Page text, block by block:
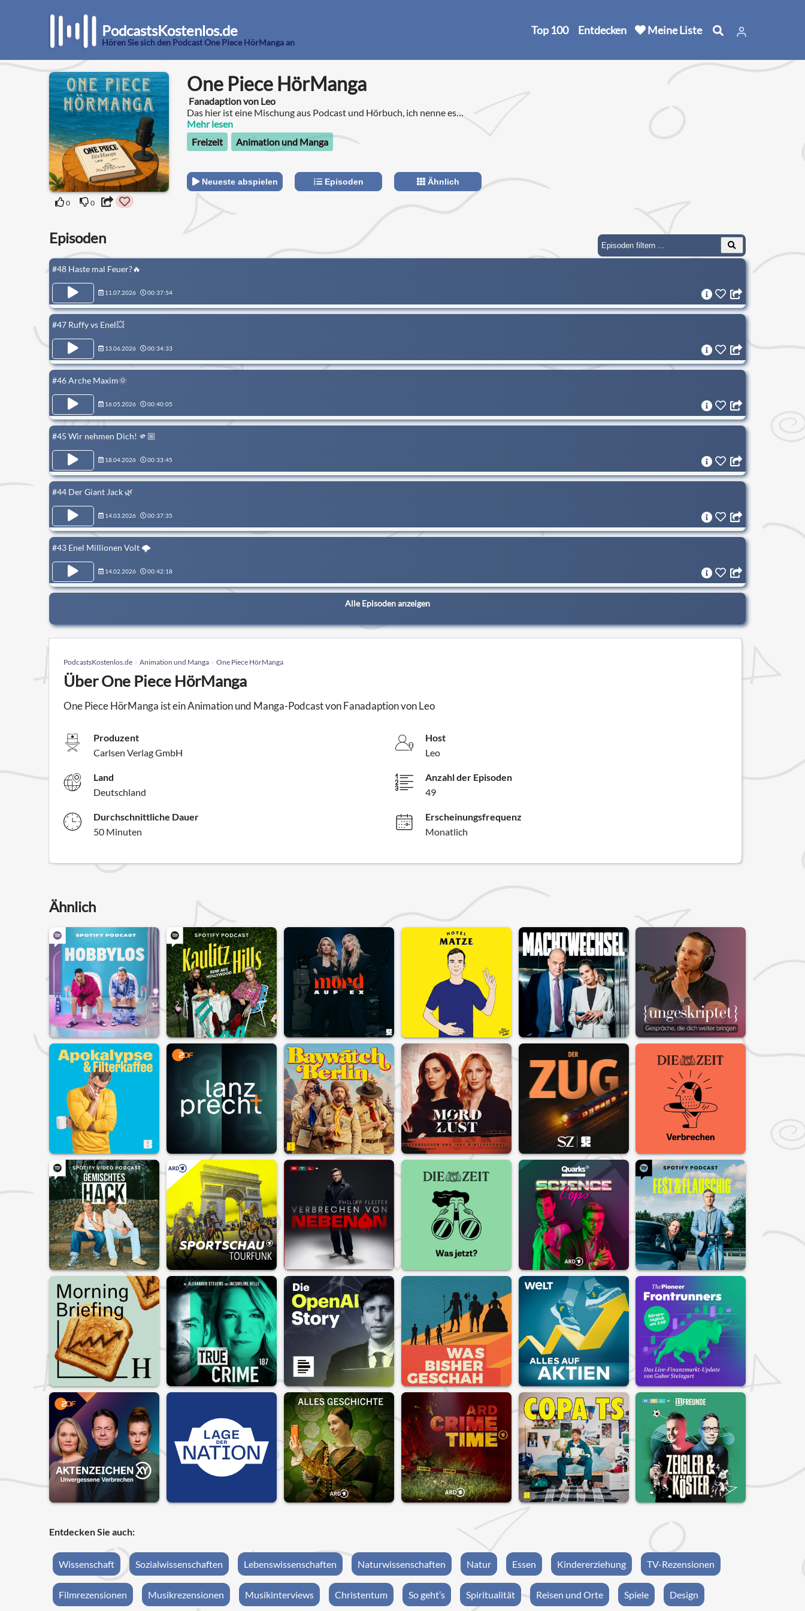
PodcastsKostenlos.de
Hören Sie sich den Podcast One Piece HörManga an
Top 100 Entdecken Meine Liste
0 0
One Piece HörManga
Fanadaption von Leo
Das hier ist eine Mischung aus Podcast und Hörbuch, ich nenne es
Hörmanga.
Mehr lesen
Freizeit
Animation und Manga
Neueste abspielen Episoden Ähnlich
Episoden
#48 Haste mal Feuer?🔥
11.07.2026 00:37:54
#47 Ruffy vs Enel💥
13.06.2026 00:34:33
#46 Arche Maxim🌞
16.05.2026 00:40:05
#45 Wir nehmen Dich! 🫵🏼
18.04.2026 00:33:45
#44 Der Giant Jack 🌿
14.03.2026 00:37:35
#43 Enel Millionen Volt 🌩️
14.02.2026 00:42:18
Alle Episoden anzeigen
PodcastsKostenlos.de Animation und Manga One Piece HörManga
Über One Piece HörManga
One Piece HörManga ist ein Animation und Manga-Podcast von Fanadaption von Leo
Produzent
Carlsen Verlag GmbH
Host
Leo
Land
Deutschland
Anzahl der Episoden
49
Durchschnittliche Dauer
50 Minuten
Erscheinungsfrequenz
Monatlich
Ähnlich
Entdecken Sie auch:
Wissenschaft Sozialwissenschaften Lebenswissenschaften Naturwissenschaften Natur Essen Kindererziehung TV-Rezensionen
Filmrezensionen Musikrezensionen Musikinterviews Christentum So geht’s Spiritualität Reisen und Orte Spiele Design